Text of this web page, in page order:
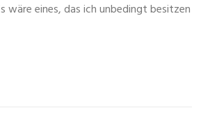
wäre eines, das ich unbedingt besitzen